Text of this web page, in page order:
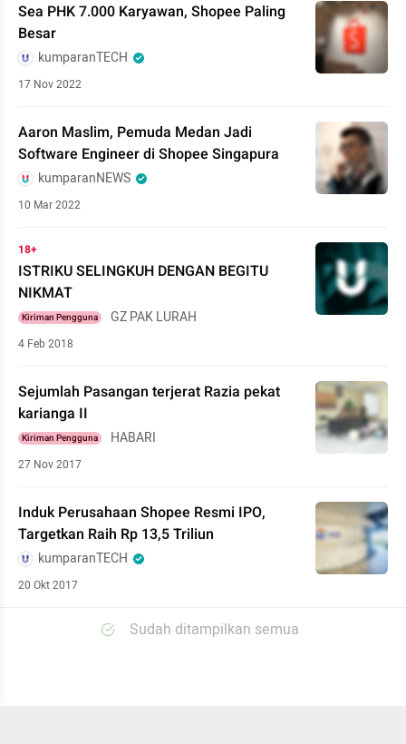
Sea PHK 7.000 Karyawan, Shopee Paling
Besar
kumparanTECH
17 Nov 2022
Aaron Maslim, Pemuda Medan Jadi
Software Engineer di Shopee Singapura
kumparanNEWS
10 Mar 2022
18+
ISTRIKU SELINGKUH DENGAN BEGITU
NIKMAT
Kiriman Pengguna GZ PAK LURAH
4 Feb 2018
Sejumlah Pasangan terjerat Razia pekat
karianga II
Kiriman Pengguna HABARI
27 Nov 2017
Induk Perusahaan Shopee Resmi IPO,
Targetkan Raih Rp 13,5 Triliun
kumparanTECH
20 Okt 2017
Sudah ditampilkan semua